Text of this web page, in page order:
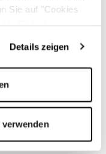
Sie auf "Cookies
—
Details zeigen
Seiten auch
Angebote
relevante
werden,
der Kunden